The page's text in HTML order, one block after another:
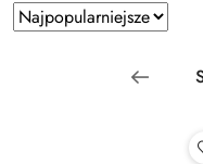
Zastosowano
sortowanie:
Najpopularniejsze.
Sortuj
według